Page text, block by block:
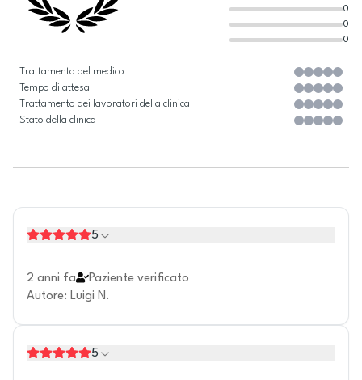
0
0
0
Trattamento del medico
Tempo di attesa
Trattamento dei lavoratori della clinica
Stato della clinica
5
2 anni fa
Paziente verificato
Autore: Luigi N.
5